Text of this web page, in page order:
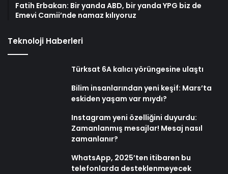
Fatih Erbakan: Bir yanda ABD, bir yanda YPG biz de
Emevi Camii’nde namaz kılıyoruz
Teknoloji Haberleri
Türksat 6A kalıcı yörüngesine ulaştı
Bilim insanlarından yeni keşif: Mars’ta
eskiden yaşam var mıydı?
Instagram yeni özelliğini duyurdu:
Zamanlanmış mesajlar! Mesaj nasıl
zamanlanır?
WhatsApp, 2025’ten itibaren bu
telefonlarda desteklenmeyecek